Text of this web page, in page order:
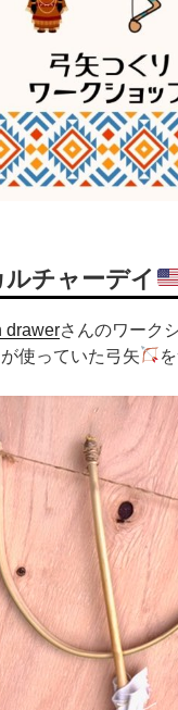
ルチャーデイ
drawerさんのワーク
使っていた弓矢